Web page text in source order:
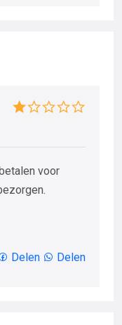
voor
Delen Delen